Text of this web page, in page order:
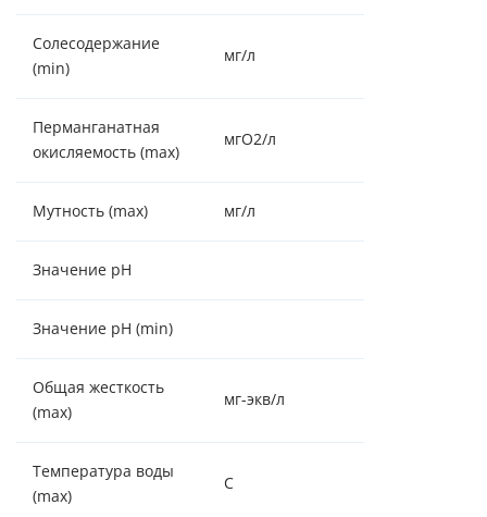
Солесодержание
(min)
мг/л
Перманганатная
окисляемость (max)
мгO2/л
Мутность (max) мг/л
Значение pH
Значение pH (min)
Общая жесткость
(max)
мг-экв/л
Температура воды
(max)
C